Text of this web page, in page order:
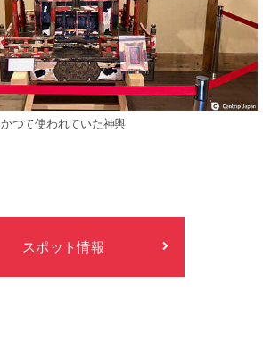
かつて使われていた神輿
スポット情報